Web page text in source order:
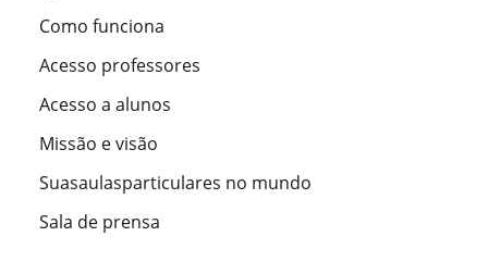
Como funciona
Acesso professores
Acesso a alunos
Missão e visão
Suasaulasparticulares no mundo
Sala de prensa